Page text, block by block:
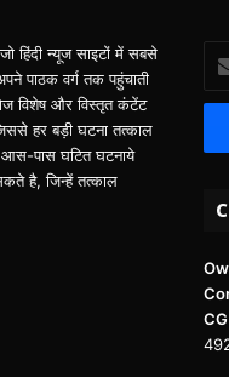
हिंदी न्यूज साइटों में सबसे
पाठक वर्ग तक पहुंचाती
विशेष और विस्तृत कंटेंट
हर बड़ी घटना तत्काल
पास घटित घटनाये
है, जिन्हें तत्काल